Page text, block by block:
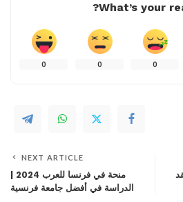
What’s your
0
0
0
NEXT ARTICLE
الدراسة في أفضل جامعة فرنسية